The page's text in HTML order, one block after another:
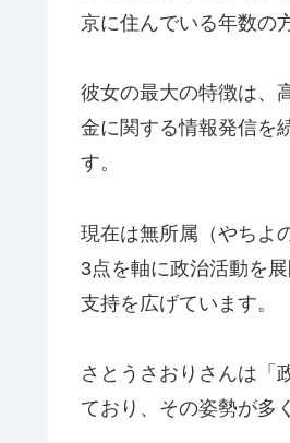
京に住んでいる年数の
彼女の最大の特徴は、
金に関する情報発信を
す。
現在は無所属（やちよ
3点を軸に政治活動を
支持を広げています。
さとうさおりさんは「
ており、その姿勢が多